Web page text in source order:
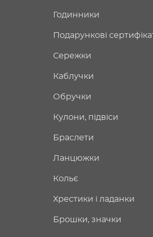
Годинники
Подарункові
Сережки
Каблучки
Обручки
Кулони, підвіси
Браслети
Ланцюжки
Кольє
Хрестики і ладанки
Брошки, значки